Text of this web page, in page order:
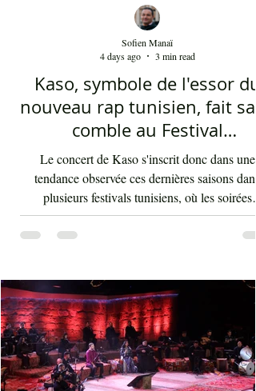
Kaso, symbole de l'essor du
nouveau rap tunisien, fait
comble au Festival
international de Sfax - Par
Le concert de Kaso s'inscrit donc dans une
tendance observée ces dernières saisons dans
fortes affluences. Cette montée en puissance
témoigne d'une transformation des goûts
du public et de l'intégration durable du rap au
de la scène artistique nationale, depuis
au moins 15 ans. Au-delà de la performance
l'artiste Kaso, cette soirée au Théâtre d'été de
Sofien Manaï
4 days ago
3 min read